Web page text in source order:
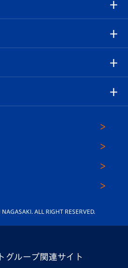
てなしガイド
ブ）
ラム
ALL RIGHT RESERVED.
グループ関連サイト